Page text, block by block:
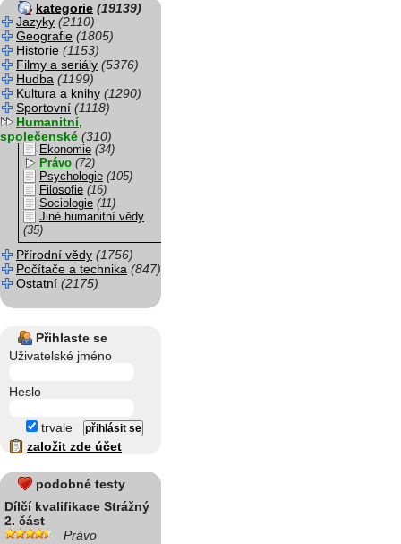
kategorie (19139)
Jazyky (2110)
Geografie (1805)
Historie (1153)
Filmy a seriály (5376)
Hudba (1199)
Kultura a knihy (1290)
Sportovní (1118)
Humanitní,
společenské (310)
Ekonomie (34)
Právo (72)
Psychologie (105)
Filosofie (16)
Sociologie (11)
Jiné humanitní vědy
(35)
Přírodní vědy (1756)
Počítače a technika (847)
Ostatní (2175)
Přihlaste se
Uživatelské jméno
Heslo
trvale
založit zde účet
podobné testy
Dílčí kvalifikace Strážný
2. část
Právo